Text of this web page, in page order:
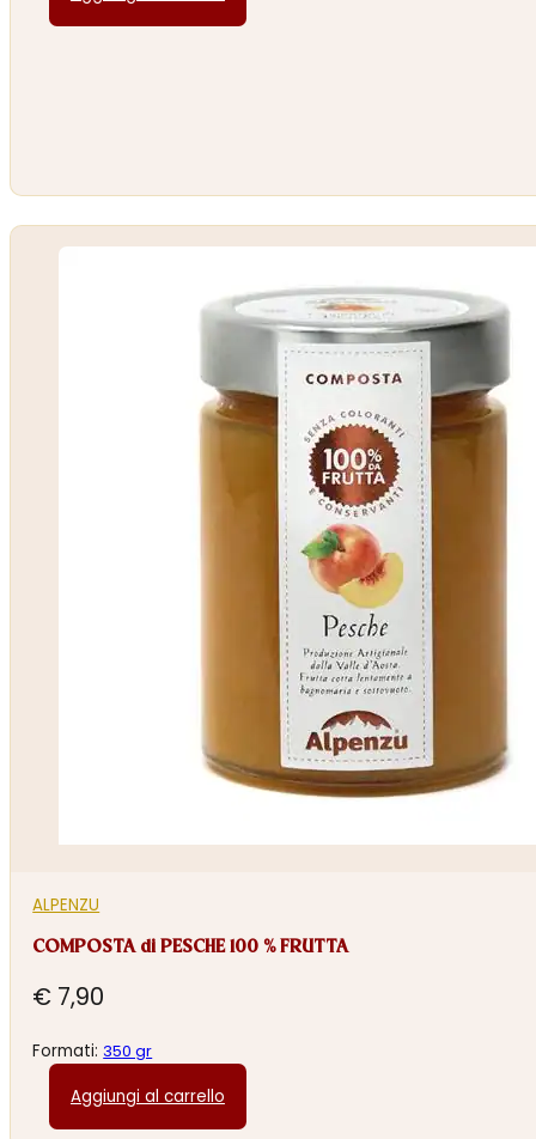
ALPENZU
COMPOSTA di PESCHE 100 % FRUTTA
€ 7,90
Formati:350 gr
Aggiungi al carrello